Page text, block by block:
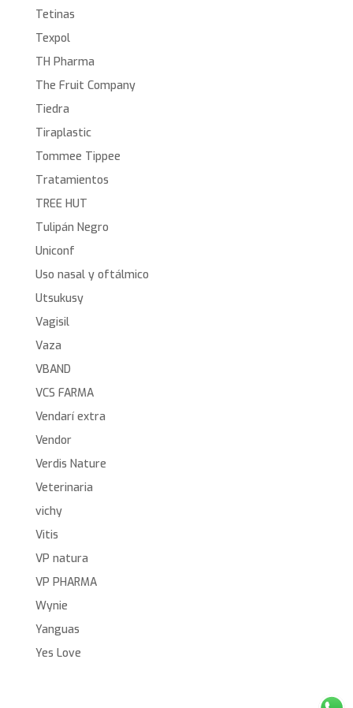
Tetinas
Texpol
TH Pharma
The Fruit Company
Tiedra
Tiraplastic
Tommee Tippee
Tratamientos
TREE HUT
Tulipán Negro
Uniconf
Uso nasal y oftálmico
Utsukusy
Vagisil
Vaza
VBAND
VCS FARMA
Vendarí extra
Vendor
Verdis Nature
Veterinaria
vichy
Vitis
VP natura
VP PHARMA
Wynie
Yanguas
Yes Love